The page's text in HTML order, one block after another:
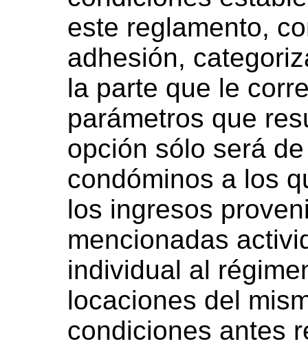
este reglamento,
adhesión,
la parte que le
parámetros que
opción sólo será
condóminos a los
los ingresos
mencionadas
individual al
locaciones del
condiciones antes